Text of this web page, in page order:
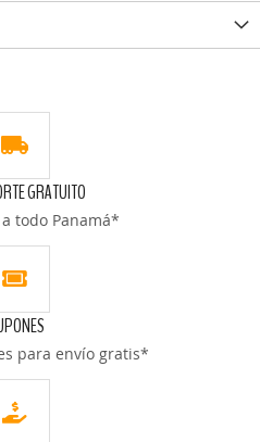
GRATUITO
todo Panamá*
para envío gratis*